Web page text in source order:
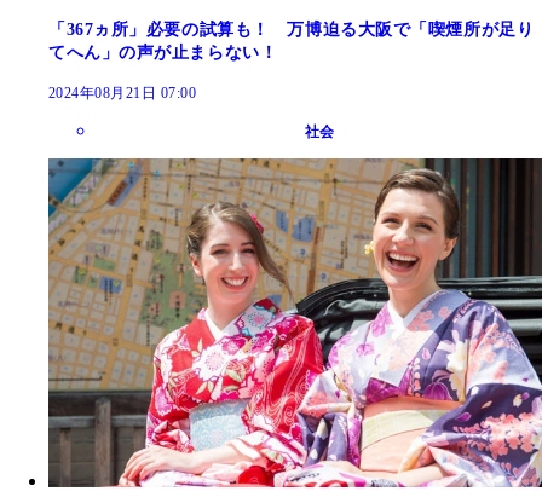
「367ヵ所」必要の試算も！ 万博迫る大阪で「喫煙所が足り
てへん」の声が止まらない！
2024年08月21日 07:00
社会